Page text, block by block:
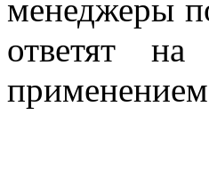
менеджеры
ответят